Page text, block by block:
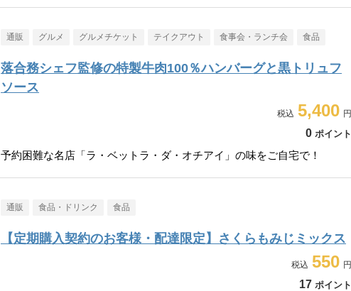
通販 グルメ グルメチケット テイクアウト 食事会・ランチ会 食品
落合務シェフ監修の特製牛肉100％ハンバーグと黒トリュフ
ソース
5,400
0 ポイント
予約困難な名店「ラ・ベットラ・ダ・オチアイ」の味をご自宅で！
通販 食品・ドリンク 食品
【定期購入契約のお客様・配達限定】さくらもみじミックス
550
17 ポイント